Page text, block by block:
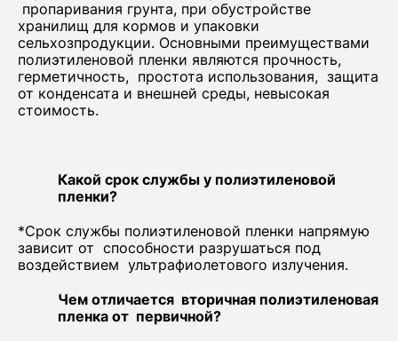
пропаривания грунта, при обустройстве
хранилищ для кормов и упаковки
сельхозпродукции. Основными преимуществами
полиэтиленовой пленки являются прочность,
герметичность, простота использования, защита
от конденсата и внешней среды, невысокая
стоимость.
Какой срок службы у полиэтиленовой
пленки?
*Срок службы полиэтиленовой пленки напрямую
зависит от способности разрушаться под
воздействием ультрафиолетового излучения.
Чем отличается вторичная полиэтиленовая
пленка от первичной?